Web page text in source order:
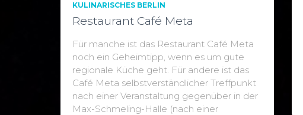
KULINARISCHES BERLIN
Restaurant Café Meta
Für manche ist das Restaurant Café Meta
noch ein Geheimtipp, wenn es um gute
regionale Küche geht. Für andere ist das
Café Meta selbstverständlicher Treffpunkt
nach einer Veranstaltung gegenüber in der
Max-Schmeling-Halle (nach einer